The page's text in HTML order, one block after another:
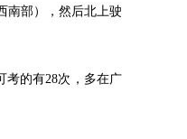
南部），然后北上驶
考的有28次，多在广